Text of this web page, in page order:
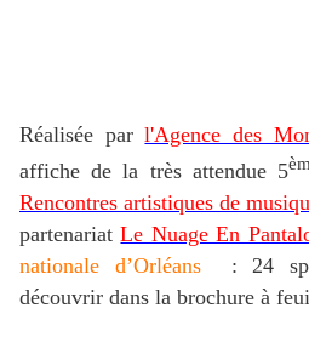
Réalisée parl'Agence des
affiche de la très attendue 5
Rencontres artistiques de
partenariatLe Nuage En
nationale d’Orléans: 24
découvrir dans la brochure à